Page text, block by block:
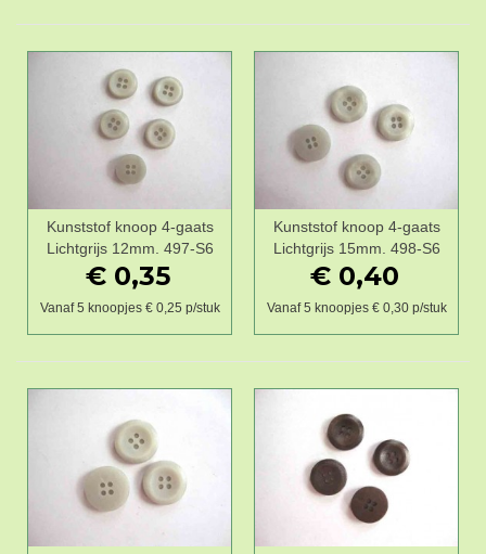
Kunststof knoop 4-gaats
Lichtgrijs 12mm. 497-S6
€ 0,35
Vanaf 5 knoopjes € 0,25 p/stuk
Kunststof knoop 4-gaats
Lichtgrijs 15mm. 498-S6
€ 0,40
Vanaf 5 knoopjes € 0,30 p/stuk